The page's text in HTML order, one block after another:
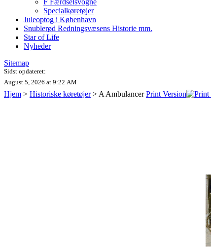
Specialkøretøjer
Juleoptog i København
Snublerød Redningsvæsens Historie mm.
Star of Life
Nyheder
Sitemap
Sidst opdateret:
August 5, 2026 at 9:22 AM
Hjem > Historiske køretøjer> A Ambulancer Print Version